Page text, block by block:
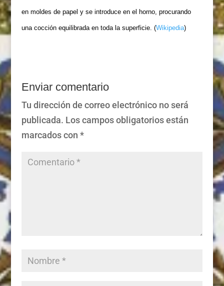
en moldes de papel y se introduce en el horno, procurando
una cocción equilibrada en toda la superficie. (Wikipedia)
Enviar comentario
Tu dirección de correo electrónico no será
publicada. Los campos obligatorios están
marcados con *